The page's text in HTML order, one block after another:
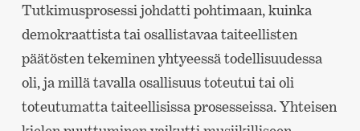
Tutkimusprosessi johdatti pohtimaan, kuinka
demokraattista tai osallistavaa taiteellisten
päätösten tekeminen yhtyeessä todellisuudessa
oli, ja millä tavalla osallisuus toteutui tai oli
toteutumatta taiteellisissa prosesseissa. Yhteisen